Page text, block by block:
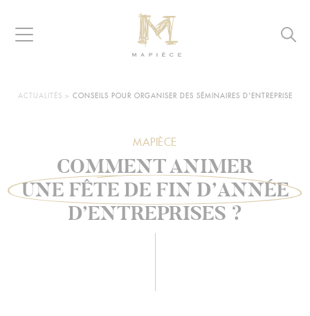
Aller à la navigation
d’hôtes
Navigation
VOUS
ACTUALITÉS > CONSEILS POUR ORGANISER DES SÉMINAIRES D'ENTREPRISE
MAPIÈCE
COMMENT ANIMER
UNE FÊTE DE FIN D’ANNÉE